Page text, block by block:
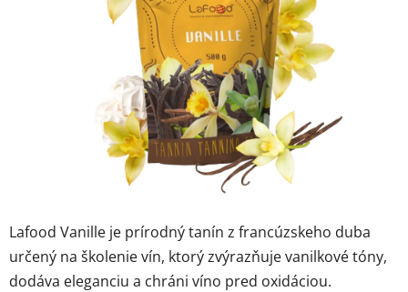
Lafood Vanille je prírodný tanín z francúzskeho duba
určený na školenie vín, ktorý zvýrazňuje vanilkové tóny,
dodáva eleganciu a chráni víno pred oxidáciou.